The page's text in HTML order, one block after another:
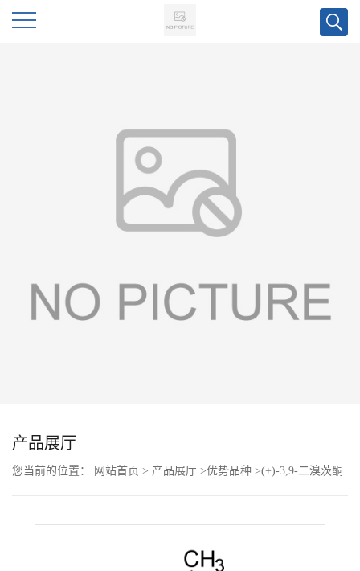
动
产品展厅
您当前的位置： 网站首页 > 产品展厅 >优势品种 >(+)-3,9-二溴茨酮